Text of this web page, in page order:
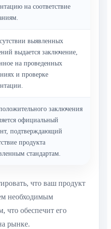
на соответствие
выявленных
выдается заключение,
на проведенных
и проверке
заключения
официальный
подтверждающий
продукта
стандартам.
что ваш продукт
необходимым
что обеспечит его
рынке.